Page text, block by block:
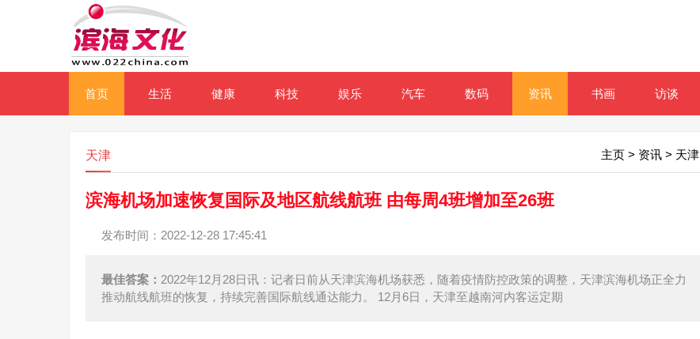
首页 生活 健康 科技 娱乐 汽车 数码 资讯 书画 访谈
主页 > 资讯 > 天津
天津
滨海机场加速恢复国际及地区航线航班 由每周4班增加至26班
发布时间：2022-12-28 17:45:41
最佳答案： 2022年12月28日讯：记者日前从天津滨海机场获悉，随着疫情防控政策的调整，天津滨海机场正全力
推动航线航班的恢复，持续完善国际航线通达能力。 12月6日，天津至越南河内客运定期